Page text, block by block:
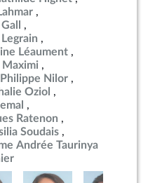
Léaument
Maximi
Nilor
Oziol
Ratenon
Soudais
Andrée Taurinya